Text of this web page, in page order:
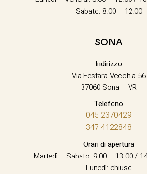
Sabato: 8.00 – 12.00
SONA
Indirizzo
Via Festara Vecchia 56
37060 Sona – VR
Telefono
045 2370429
347 4122848
Orari di apertura
Martedì – Sabato: 9.00 – 13.00 /
Lunedì: chiuso